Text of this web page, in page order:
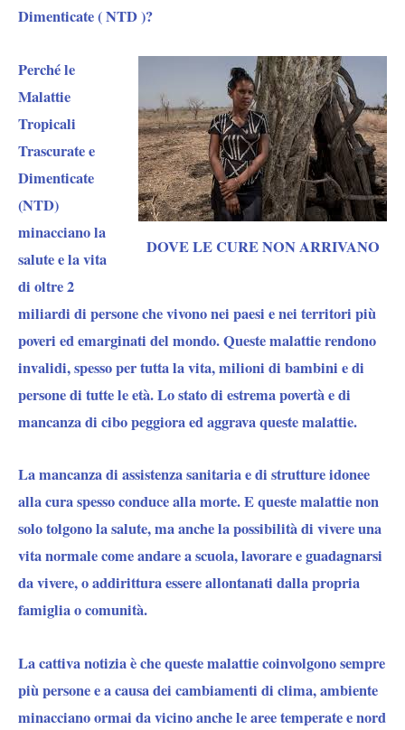
Dimenticate ( NTD )?
DOVE LE CURE NON ARRIVANO
Perché le
Malattie
Tropicali
Trascurate e
Dimenticate
(NTD)
minacciano la
salute e la vita
di oltre 2
miliardi di persone che vivono nei paesi e nei territori più
poveri ed emarginati del mondo. Queste malattie rendono
invalidi, spesso per tutta la vita, milioni di bambini e di
persone di tutte le età. Lo stato di estrema povertà e di
mancanza di cibo peggiora ed aggrava queste malattie.
La mancanza di assistenza sanitaria e di strutture idonee
alla cura spesso conduce alla morte. E queste malattie non
solo tolgono la salute, ma anche la possibilità di vivere una
vita normale come andare a scuola, lavorare e guadagnarsi
da vivere, o addirittura essere allontanati dalla propria
famiglia o comunità.
La cattiva notiziaè che queste malattie coinvolgono sempre
più persone e a causa dei cambiamenti di clima, ambiente
minacciano ormai da vicino anche le aree temperate e nord